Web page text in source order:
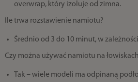
overwrap, który izoluje od zimna.
Ile trwa rozstawienie namiotu?
Średnio od 3 do 10 minut, w
Czy można używać namiotu na
Tak – wiele modeli ma odpinaną